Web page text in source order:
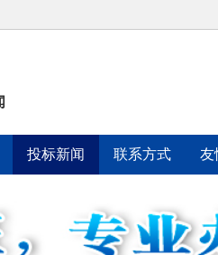
投标新闻 联系方式 友